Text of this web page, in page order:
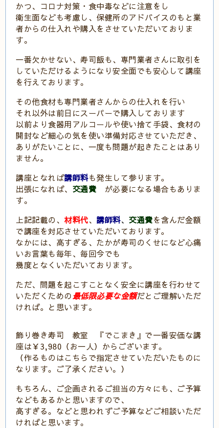
かつ、コロナ対策・食中毒などに注意をし
衛生面なども考慮し、保健所のアドバイスのもと業
者からの仕入れや購入をさせていただいておりま
す。
一番欠かせない、寿司飯も、専門業者さんに取引を
していただけるようになり安全面でも安心して講座
を行えております。
その他食材も専門業者さんからの仕入れを行い
それ以外は前日にスーパーで購入しております
以前より食器用アルコールや使い捨て手袋、食材の
開封など細心の気を使い準備対応させていただき、
ありがたいことに、一度も問題が起きたことはあり
ません。
講座となれば講師料も発生して参ります。
出張になれば、 交通費 が必要になる場合もありま
す。
上記記載の、材料代、 講師料、 交通費を含んだ金額
で講座を対応させていただいております。
なかには、高すぎる、たかが寿司のくせになど心痛
いお言葉も毎年、毎回今でも
幾度となくいただいております。
ただ、問題を起こすことなく安全に講座を行わせて
いただくための最低限必要な金額だとご理解いただ
ければ。と思います。
飾り巻き寿司 教室 『でこまき』で一番安価な講
座は￥3,980（お一人）からございます。
（作るものはこちらで指定させていただいたものに
なります。ご了承ください。 ）
もちろん、ご企画されるご担当の方々にも、ご予算
などもあるかと思いますので、
高すぎる。などと思われずご予算などご相談いただ
ければと思います。